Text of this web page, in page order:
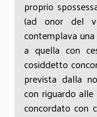
astratto
comparto
fondatamente
non deve per
di non
fittizia.
In
calarsi la
proprio
(ad onor del
contemplava
a quella con
cosiddetto
prevista dalla
con riguardo
concordato con